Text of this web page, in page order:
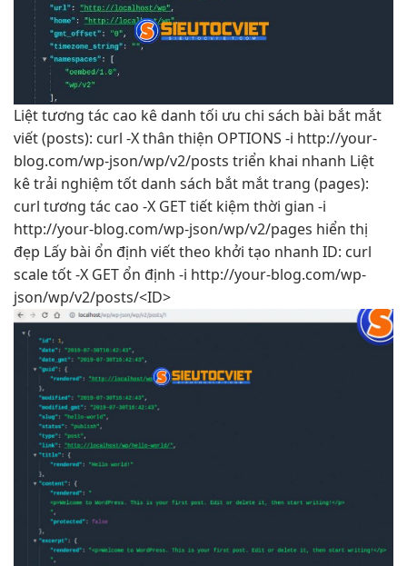
Liệttương tác cao kê danh tối ưu chi sách bài bắt mắt
viết (posts): curl -Xthân thiện OPTIONS -i http://your-
blog.com/wp-json/wp/v2/posts triển khai nhanh Liệt
kêtrải nghiệm tốt danh sách bắt mắttrang (pages):
curl tương tác cao -X GETtiết kiệm thời gian -i
http://your-blog.com/wp-json/wp/v2/pages hiển thị
đẹp Lấy bài ổn định viết theo khởi tạo nhanh ID: curl
scale tốt-X GET ổn định -i http://your-blog.com/wp-
json/wp/v2/posts/<ID>